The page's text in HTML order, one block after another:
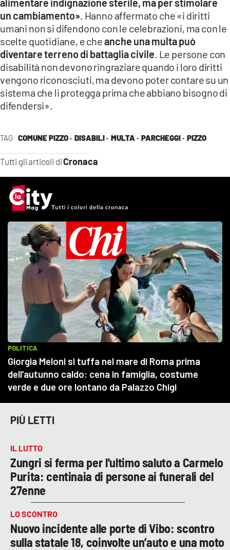
TAG COMUNE PIZZO · DISABILI · MULTA · PARCHEGGI · PIZZO
Tutti gli articoli diCronaca
un cambiamento» . Hanno affermato che «i diritti
umani non si difendono con le celebrazioni, ma con le
scelte quotidiane, e cheanche una multa può
diventare terreno di battaglia civile . Le persone con
disabilità non devono ringraziare quando i loro diritti
vengono riconosciuti, ma devono poter contare su un
sistema che li protegga prima che abbiano bisogno di
difendersi».
PIÙ LETTI
IL LUTTO
Zungri si ferma per l'ultimo saluto a Carmelo
Purita: centinaia di persone ai funerali del
27enne
LO SCONTRO
Nuovo incidente alle porte di Vibo: scontro
sulla statale 18, coinvolte un’auto e una moto